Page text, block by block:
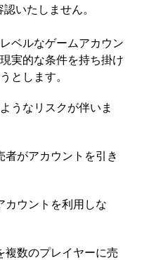
いたしません。
ベルなゲームアカウン
実的な条件を持ち掛け
とします。
うなリスクが伴いま
がアカウントを引き
カウントを利用しな
複数のプレイヤーに売